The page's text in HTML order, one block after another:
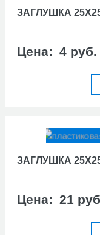
ЗАГЛУШКА
Цена: 4 руб.
ЗАГЛУШКА
Цена: 21